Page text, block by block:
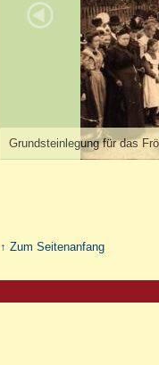
Grundsteinlegung für das
↑ Zum Seitenanfang